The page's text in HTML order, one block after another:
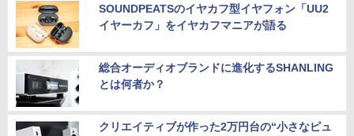
SOUNDPEATSのイヤカフ型イヤフォン「UU2
イヤーカフ」をイヤカフマニアが語る
総合オーディオブランドに進化するSHANLING
とは何者か？
クリエイティブが作った2万円台の“小さなピュ